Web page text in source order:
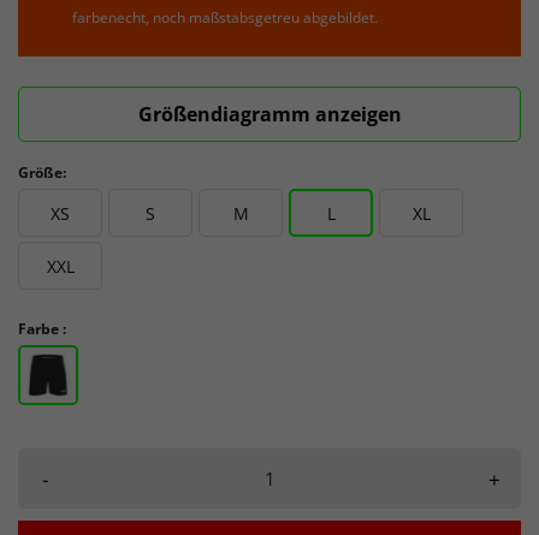
farbenecht, noch maßstabsgetreu abgebildet.
Größendiagramm anzeigen
Größe:
XS S M L XL
XXL
Farbe :
- +